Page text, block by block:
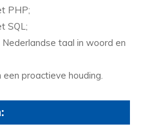
PHP;
SQL;
taal in woord en
proactieve houding.